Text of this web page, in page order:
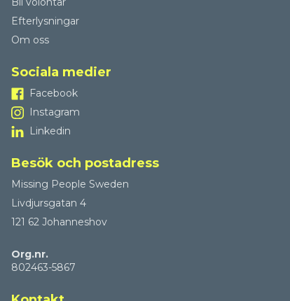
Efterlysningar
Om oss
Sociala medier
Facebook
Instagram
Linkedin
Besök och postadress
Missing People Sweden
Livdjursgatan 4
121 62 Johanneshov
Org.nr.
802463-5867